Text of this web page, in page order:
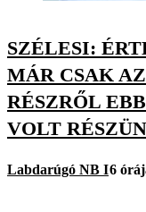
SZÉLESI:
MÁR CSAK
RÉSZRŐL
VOLT
Labdarúgó NB I6